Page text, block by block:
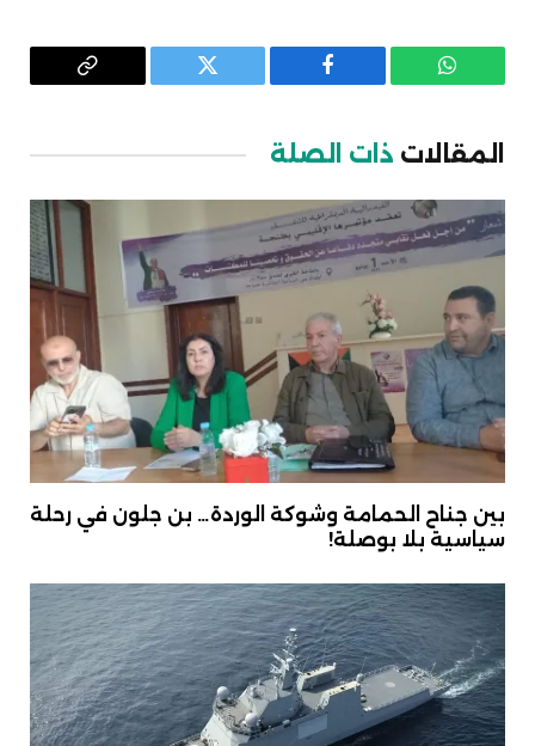
واتساب فيسبوك تويتر
Copy
المقالات ذات الصلة
بين جناح الحمامة وشوكة الوردة… بن جلون في رحلة
سياسية بلا بوصلة!